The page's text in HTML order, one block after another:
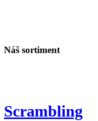
Náš sortiment
Scrambling